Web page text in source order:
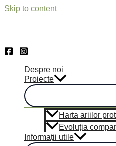
Skip to content
Despre noi
Proiecte
Harta ariilor
Evoluția
Informații utile